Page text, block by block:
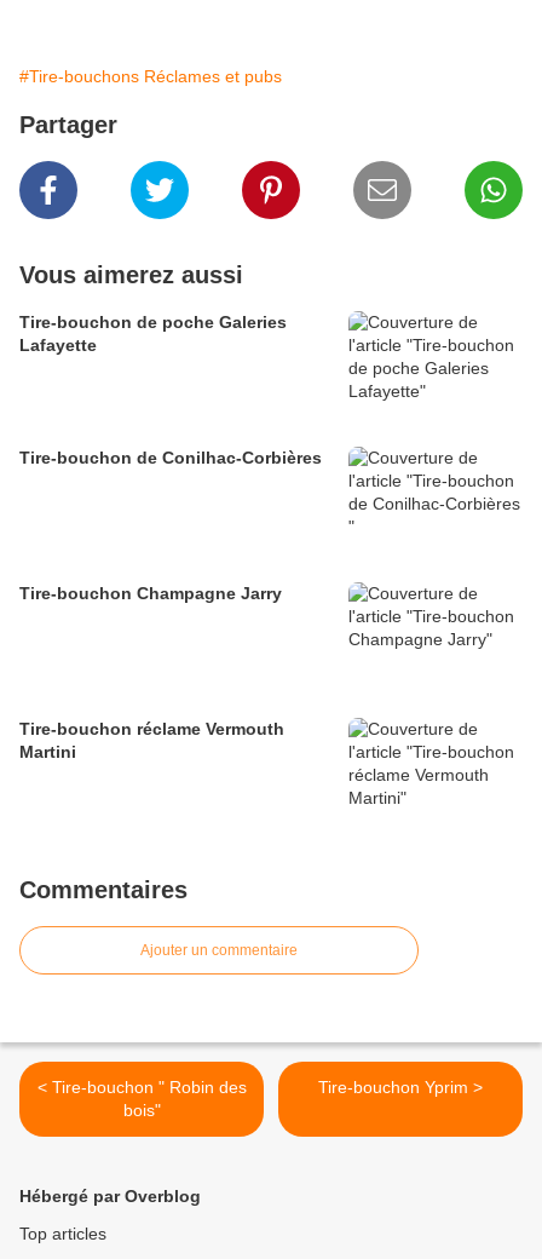
#Tire-bouchons Réclames et pubs
Partager
Vous aimerez aussi
Tire-bouchon de poche Galeries
Lafayette
Tire-bouchon de Conilhac-Corbières
Tire-bouchon Champagne Jarry
Tire-bouchon réclame Vermouth
Martini
Commentaires
Ajouter un commentaire
< Tire-bouchon " Robin des
bois"
Tire-bouchon Yprim >
Hébergé par Overblog
Top articles